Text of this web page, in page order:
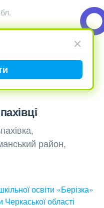
район,
освіти «Берізка»
Черкаської області